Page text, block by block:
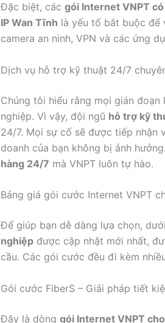
Đặc biệt, các gói Internet VNPT
IP Wan Tĩnh là yếu tố bắt buộc để
camera an ninh, VPN và các ứng
Dịch vụ hỗ trợ kỹ thuật 24/7
Chúng tôi hiểu rằng mọi gián
nghiệp. Vì vậy, đội ngũ hỗ trợ kỹ
24/7. Mọi sự cố sẽ được tiếp nhận
doanh của bạn không bị ảnh
hàng 24/7 mà VNPT luôn tự hào.
Bảng giá gói cước Internet VNPT
Để giúp bạn dễ dàng lựa chọn,
nghiệp được cập nhật mới nhất,
cầu. Các gói cước đều đi kèm
Gói cước FiberS – Giải pháp tiết
Đây là dòng gói Internet VNPT